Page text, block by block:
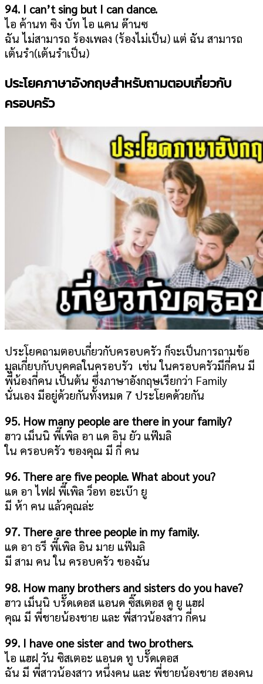
94. I can’t sing but I can dance.
ไอ ค้านท ซิง บัท ไอ แคน ด๊านซ
ฉัน ไม่สามารถ ร้องเพลง (ร้องไม่เป็น) แต่ ฉัน สามารถ
เต้นรำ(เต้นรำเป็น)
ประโยคภาษาอังกฤษสำหรับถามตอบเกี่ยวกับ
ครอบครัว
ประโยคถามตอบเกี่ยวกับครอบครัว ก็จะเป็นการถามข้อ
มูลเกี่ยบกับบุคคลในครอบรัว เช่น ในครอบครัวมีกี่คน มี
พี่น้องกี่คน เป็นต้น ซึ่งภาษาอังกฤษเรียกว่า Family
นั่นเอง มีอยู่ด้วยกันทั้งหมด 7 ประโยคด้วยกัน
95. How many people are there in your family?
ฮาว เม็นนิ พี๊เพิล อา แด อิน ยัว แฟ๊มลิ
ใน ครอบครัว ของคุณ มี กี่ คน
96. There are five people. What about you?
แด อา ไฟฝ พี๊เพิล ว็อท อะเบ๊า ยู
มี ห้า คน แล้วคุณล่ะ
97. There are three people in my family.
แด อา ธรี พี๊เพิล อิน มาย แฟ๊มลิ
มี สาม คน ใน ครอบครัว ของฉัน
98. How many brothers and sisters do you have?
ฮาว เม็นนิ บรั๊ดเดอส แอนด ซิ๊สเตอส ดู ยู แฮฝ
คุณ มี พี่ชายน้องชาย และ พี่สาวน้องสาว กี่คน
99. I have one sister and two brothers.
ไอ แฮฝ วัน ซิสเตอะ แอนด ทู บรั๊ดเดอส
ฉัน มี พี่สาวน้องสาว หนึ่งคน และ พี่ชายน้องชาย สองคน